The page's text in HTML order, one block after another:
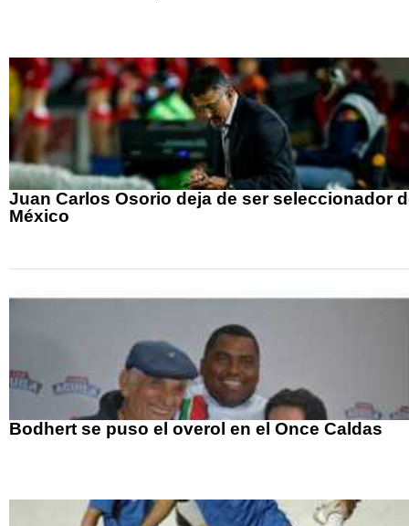
Juan Carlos Osorio deja de ser seleccionador
México
Bodhert se puso el overol en el Once Caldas